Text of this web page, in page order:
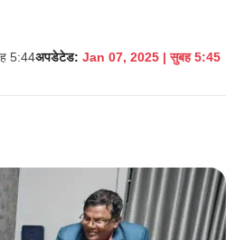
5:44अपडेटेड: Jan 07, 2025 | सुबह 5:45